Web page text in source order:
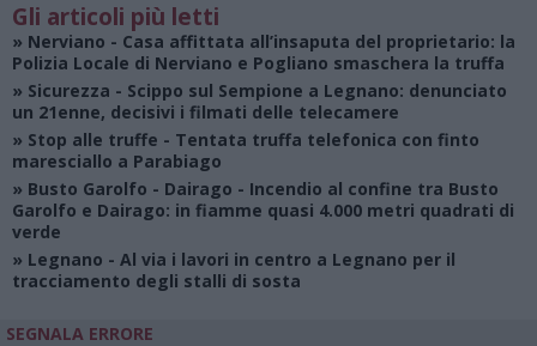
Gli articoli più letti
» Nerviano - Casa affittata all’insaputa del proprietario: la
Polizia Locale di Nerviano e Pogliano smaschera la truffa
» Sicurezza - Scippo sul Sempione a Legnano: denunciato
un 21enne, decisivi i filmati delle telecamere
» Stop alle truffe - Tentata truffa telefonica con finto
maresciallo a Parabiago
» Busto Garolfo - Dairago - Incendio al confine tra Busto
Garolfo e Dairago: in fiamme quasi 4.000 metri quadrati di
verde
» Legnano - Al via i lavori in centro a Legnano per il
tracciamento degli stalli di sosta
SEGNALA ERRORE